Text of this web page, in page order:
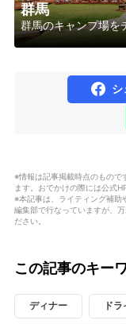
群馬
群馬のキャンプ場を
シ
※情報は記事掲載時点のもので
ます。おでかけの際には公式
※本記事は、ライティング補助
編集部で行なっていますが、
ださい。
この記事のキー
ディナー ド